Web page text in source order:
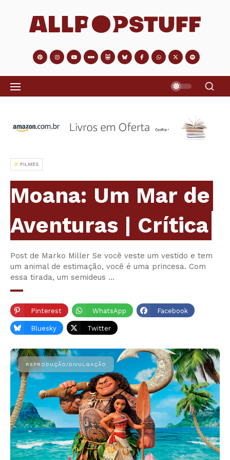
FILMES
Moana: Um Mar de
Aventuras | Crítica
Post de Marko Miller Se você veste um vestido e tem
um animal de estimação, você é uma princesa. Com
essa tirada, um semideus …
Pinterest WhatsApp Facebook
Bluesky Twitter